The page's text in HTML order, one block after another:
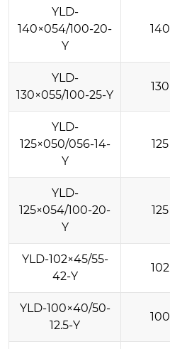
YLD-
140×054/100-20-
Y
140
YLD-
130×055/100-25-Y
130
YLD-
125×050/056-14-
Y
125
YLD-
125×054/100-20-
Y
125
YLD-102×45/55-
42-Y
102
YLD-100×40/50-
12.5-Y
100